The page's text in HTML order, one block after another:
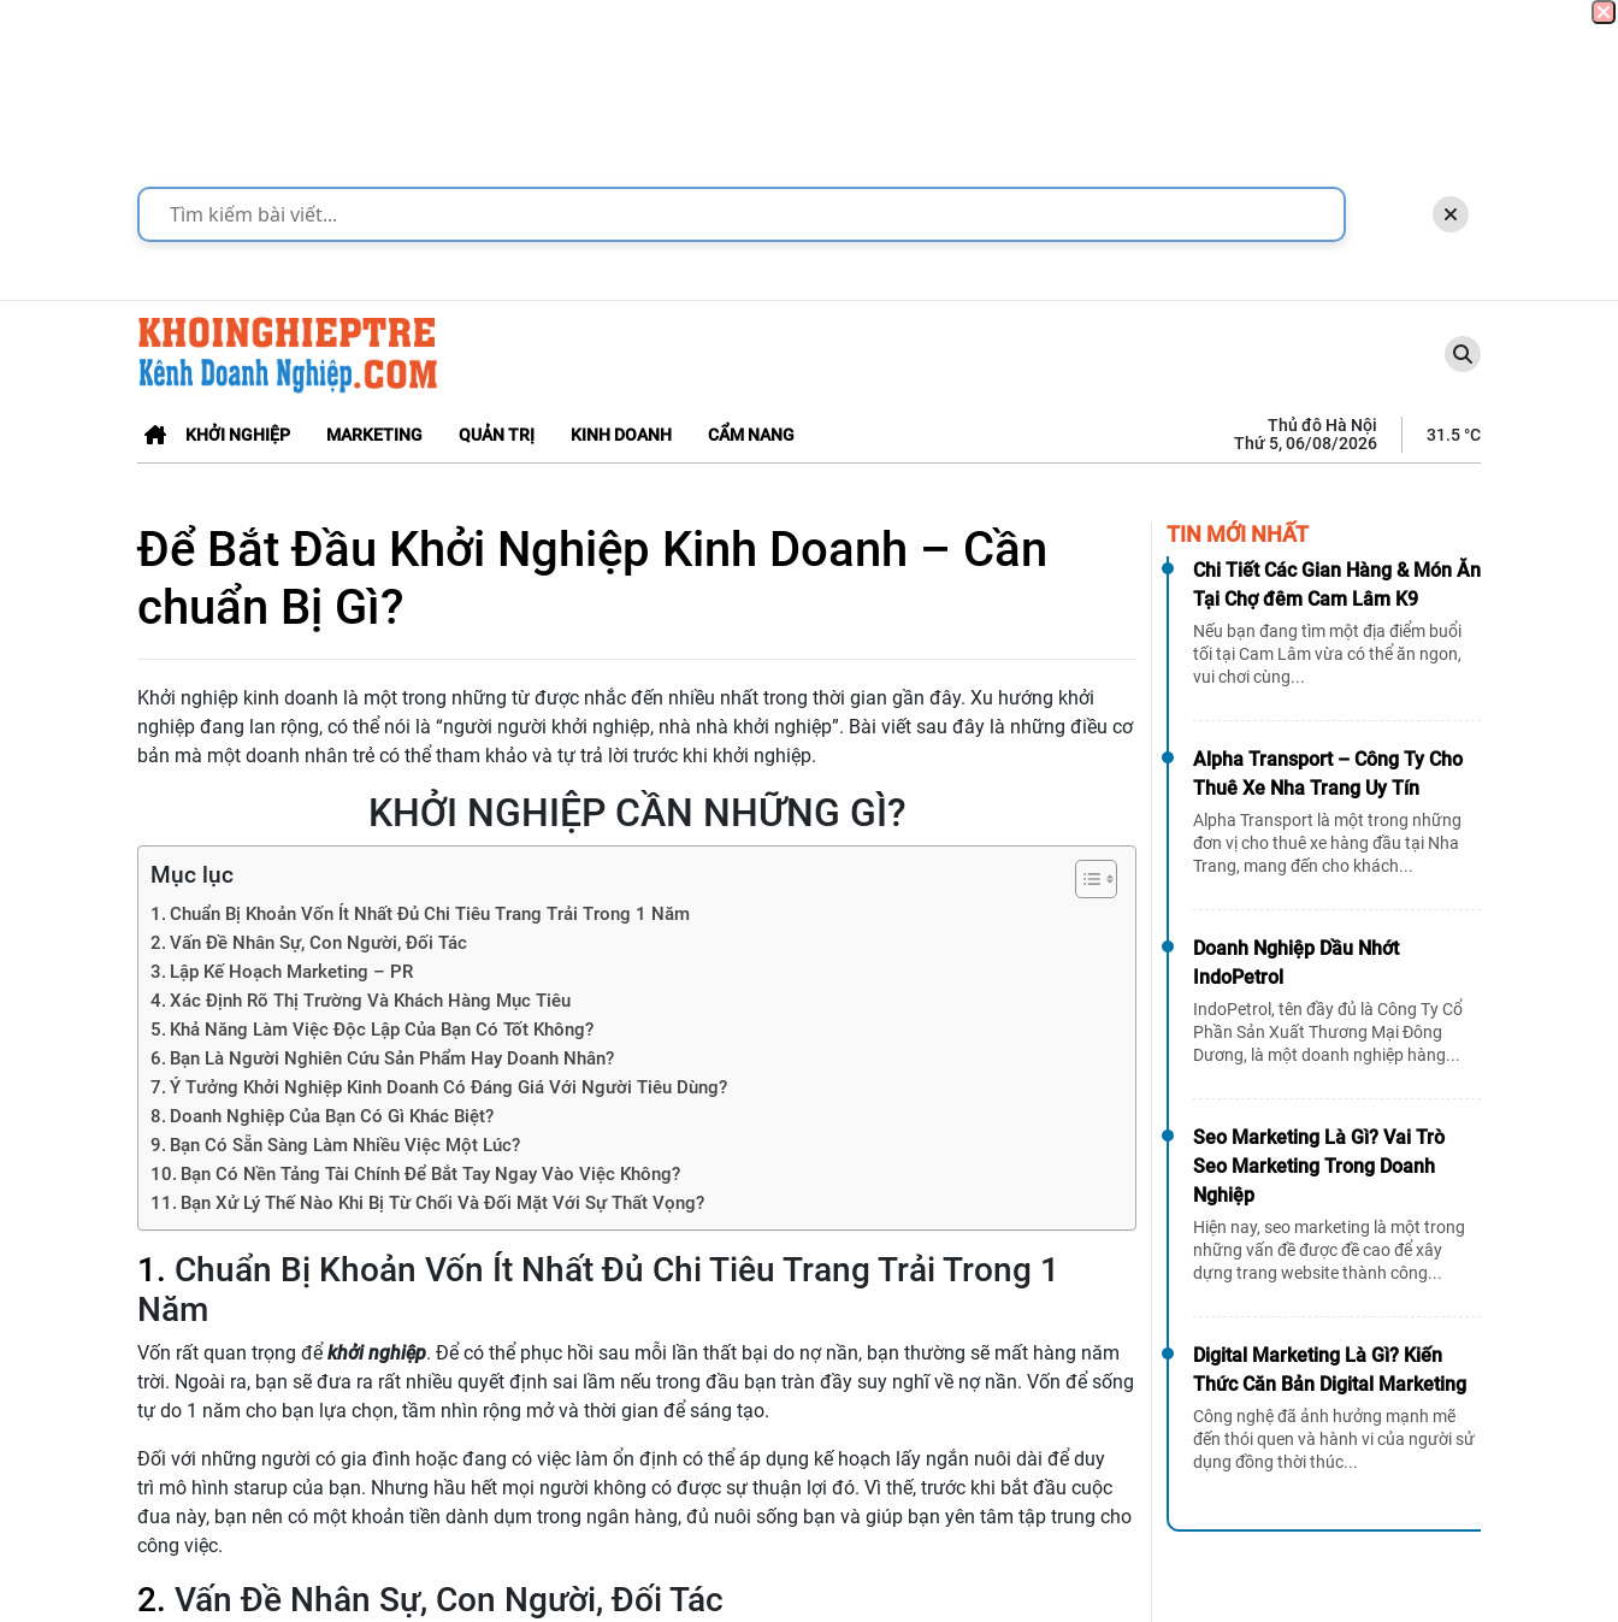
KHỞI NGHIỆP MARKETING QUẢN TRỊ KINH DOANH CẨM NANG
Thủ đô Hà Nội
Thứ 5, 06/08/2026
31.5 °C
Để Bắt Đầu Khởi Nghiệp Kinh Doanh – Cần
chuẩn Bị Gì?
Khởi nghiệp kinh doanh là một trong những từ được nhắc đến nhiều nhất trong thời gian gần đây. Xu hướng khởi
nghiệp đang lan rộng, có thể nói là “người người khởi nghiệp, nhà nhà khởi nghiệp”. Bài viết sau đây là những điều cơ
bản mà một doanh nhân trẻ có thể tham khảo và tự trả lời trước khi khởi nghiệp.
KHỞI NGHIỆP CẦN NHỮNG GÌ?
Mục lục
Chuẩn Bị Khoản Vốn Ít Nhất Đủ Chi Tiêu Trang Trải Trong 1 Năm
Vấn Đề Nhân Sự, Con Người, Đối Tác
Lập Kế Hoạch Marketing – PR
Xác Định Rõ Thị Trường Và Khách Hàng Mục Tiêu
Khả Năng Làm Việc Độc Lập Của Bạn Có Tốt Không?
Bạn Là Người Nghiên Cứu Sản Phẩm Hay Doanh Nhân?
Ý Tưởng Khởi Nghiệp Kinh Doanh Có Đáng Giá Với Người Tiêu Dùng?
Doanh Nghiệp Của Bạn Có Gì Khác Biệt?
Bạn Có Sẵn Sàng Làm Nhiều Việc Một Lúc?
Bạn Có Nền Tảng Tài Chính Để Bắt Tay Ngay Vào Việc Không?
Bạn Xử Lý Thế Nào Khi Bị Từ Chối Và Đối Mặt Với Sự Thất Vọng?
1. Chuẩn Bị Khoản Vốn Ít Nhất Đủ Chi Tiêu Trang Trải Trong 1
Năm
Vốn rất quan trọng để khởi nghiệp. Để có thể phục hồi sau mỗi lần thất bại do nợ nần, bạn thường sẽ mất hàng năm
trời. Ngoài ra, bạn sẽ đưa ra rất nhiều quyết định sai lầm nếu trong đầu bạn tràn đầy suy nghĩ về nợ nần. Vốn để sống
tự do 1 năm cho bạn lựa chọn, tầm nhìn rộng mở và thời gian để sáng tạo.
Đối với những người có gia đình hoặc đang có việc làm ổn định có thể áp dụng kế hoạch lấy ngắn nuôi dài để duy
trì mô hình starup của bạn. Nhưng hầu hết mọi người không có được sự thuận lợi đó. Vì thế, trước khi bắt đầu cuộc
đua này, bạn nên có một khoản tiền dành dụm trong ngân hàng, đủ nuôi sống bạn và giúp bạn yên tâm tập trung cho
công việc.
2. Vấn Đề Nhân Sự, Con Người, Đối Tác
TIN MỚI NHẤT
Chi Tiết Các Gian Hàng & Món Ăn
Tại Chợ đêm Cam Lâm K9
Nếu bạn đang tìm một địa điểm buổi
tối tại Cam Lâm vừa có thể ăn ngon,
vui chơi cùng...
Alpha Transport – Công Ty Cho
Thuê Xe Nha Trang Uy Tín
Alpha Transport là một trong những
đơn vị cho thuê xe hàng đầu tại Nha
Trang, mang đến cho khách...
Doanh Nghiệp Dầu Nhớt
IndoPetrol
IndoPetrol, tên đầy đủ là Công Ty Cổ
Phần Sản Xuất Thương Mại Đông
Dương, là một doanh nghiệp hàng...
Seo Marketing Là Gì? Vai Trò
Seo Marketing Trong Doanh
Nghiệp
Hiện nay, seo marketing là một trong
những vấn đề được đề cao để xây
dựng trang website thành công...
Digital Marketing Là Gì? Kiến
Thức Căn Bản Digital Marketing
Công nghệ đã ảnh hưởng mạnh mẽ
đến thói quen và hành vi của người sử
dụng đồng thời thúc...